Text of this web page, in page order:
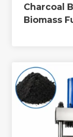
Charcoal
Biomass